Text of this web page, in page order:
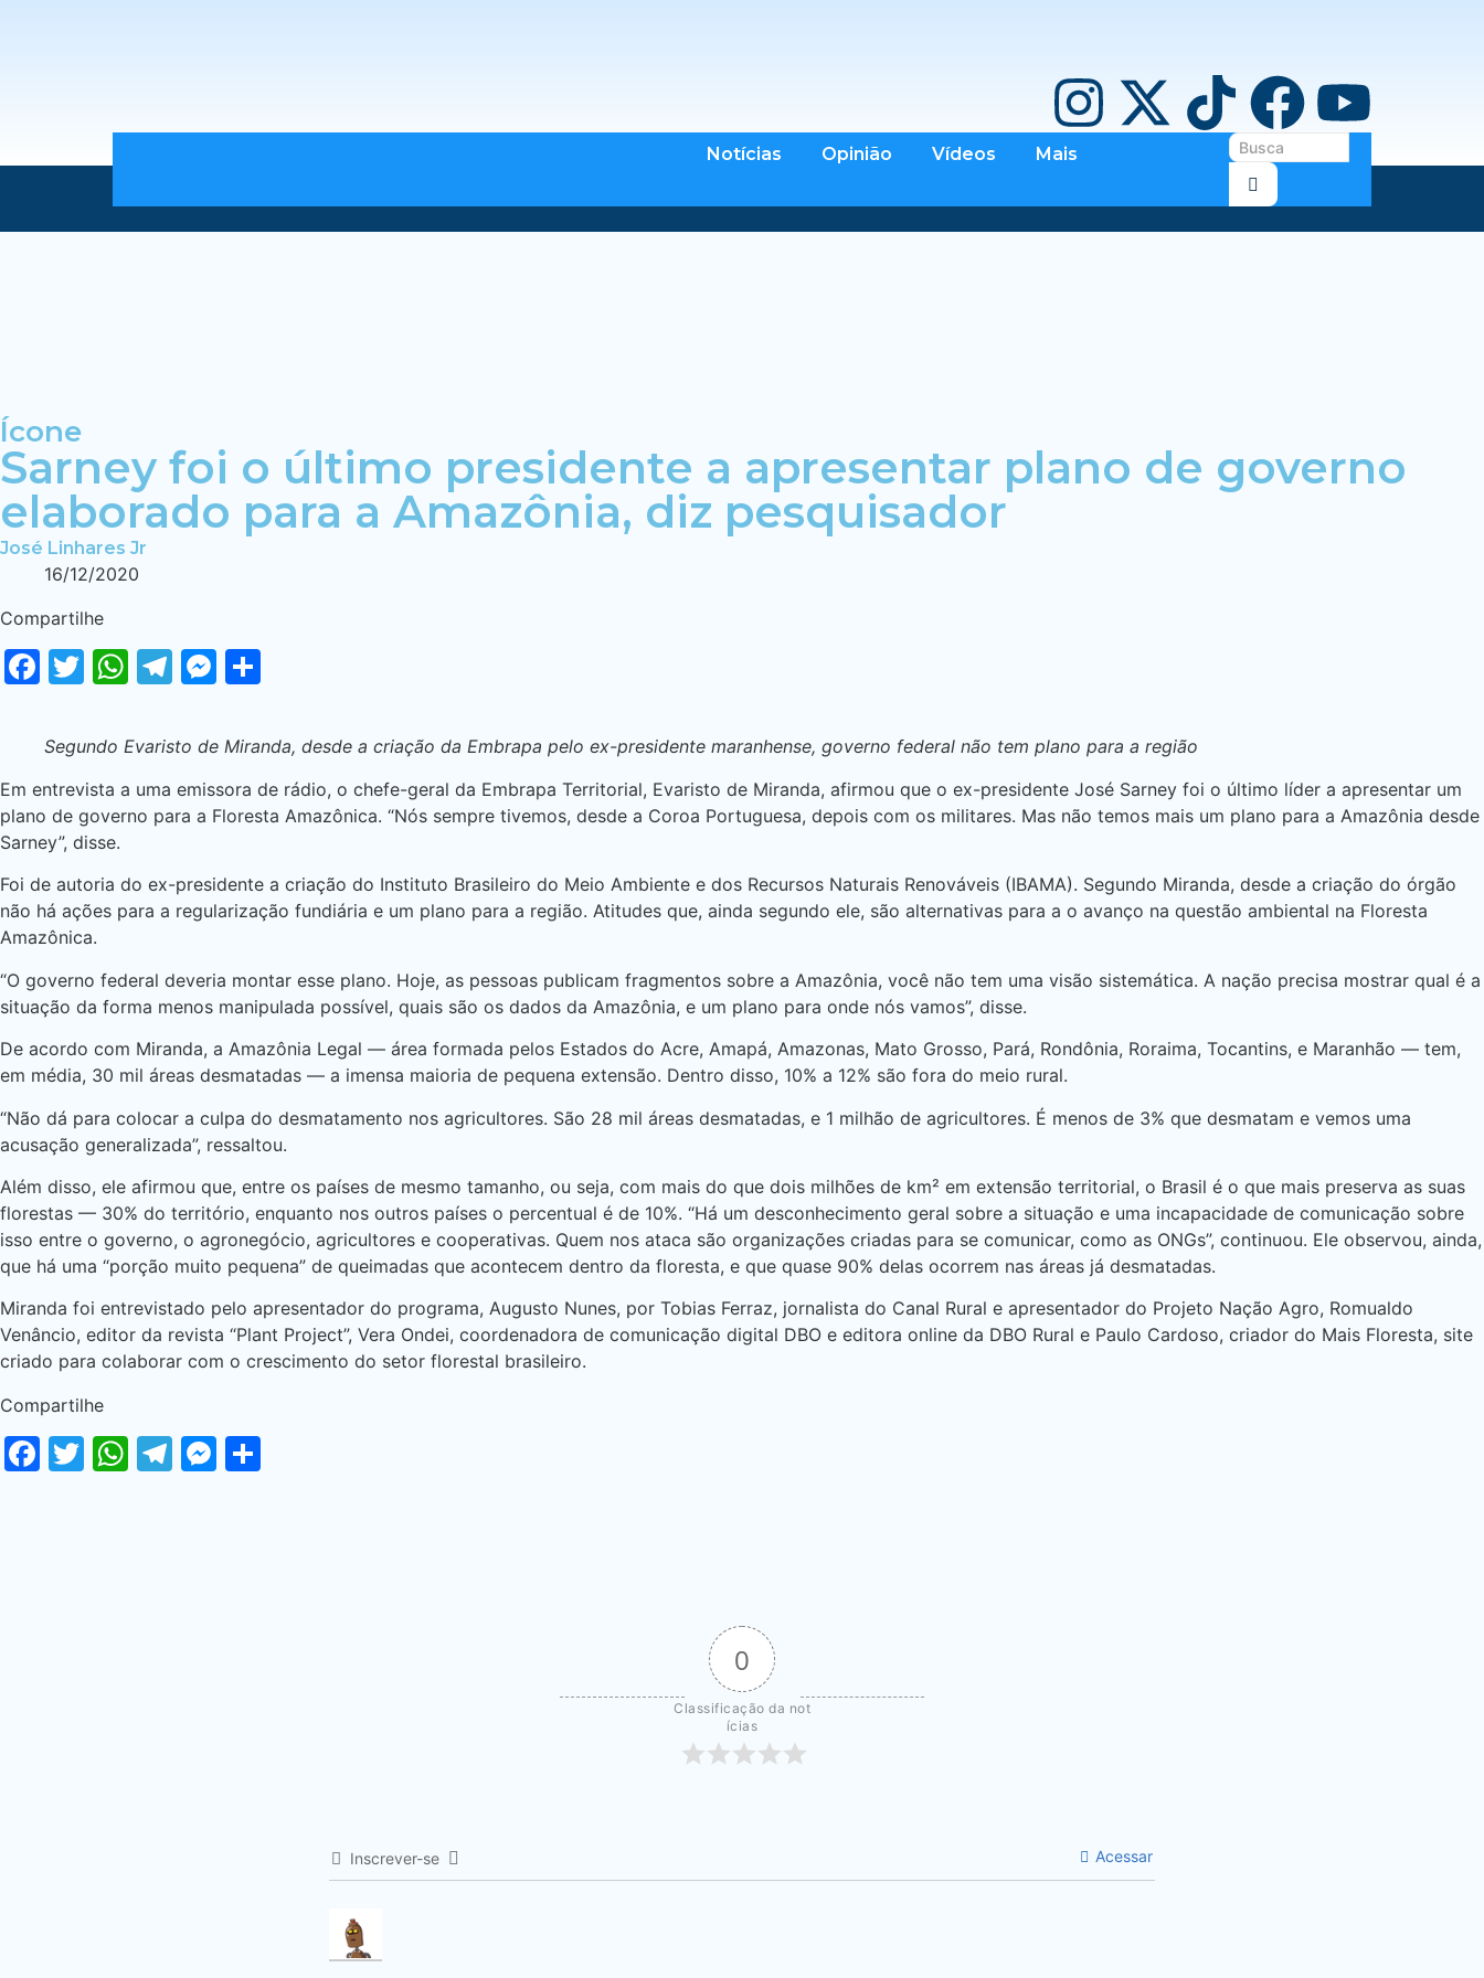
Notícias Opinião Vídeos Mais
Ícone
Sarney foi o último presidente a apresentar plano de governo
elaborado para a Amazônia, diz pesquisador
José Linhares Jr
16/12/2020
Compartilhe
Facebook
Twitter
WhatsApp
Telegram
Messenger
Segundo Evaristo de Miranda, desde a criação da Embrapa pelo ex-presidente maranhense, governo federal não tem plano para a região
Em entrevista a uma emissora de rádio, o chefe-geral da Embrapa Territorial, Evaristo de Miranda, afirmou que o ex-presidente José Sarney foi o último líder a apresentar um
plano de governo para a Floresta Amazônica. “Nós sempre tivemos, desde a Coroa Portuguesa, depois com os militares. Mas não temos mais um plano para a Amazônia desde
Sarney”, disse.
Foi de autoria do ex-presidente a criação do Instituto Brasileiro do Meio Ambiente e dos Recursos Naturais Renováveis (IBAMA). Segundo Miranda, desde a criação do órgão
não há ações para a regularização fundiária e um plano para a região. Atitudes que, ainda segundo ele, são alternativas para a o avanço na questão ambiental na Floresta
Amazônica.
“O governo federal deveria montar esse plano. Hoje, as pessoas publicam fragmentos sobre a Amazônia, você não tem uma visão sistemática. A nação precisa mostrar qual é a
situação da forma menos manipulada possível, quais são os dados da Amazônia, e um plano para onde nós vamos”, disse.
De acordo com Miranda, a Amazônia Legal — área formada pelos Estados do Acre, Amapá, Amazonas, Mato Grosso, Pará, Rondônia, Roraima, Tocantins, e Maranhão — tem,
em média, 30 mil áreas desmatadas — a imensa maioria de pequena extensão. Dentro disso, 10% a 12% são fora do meio rural.
“Não dá para colocar a culpa do desmatamento nos agricultores. São 28 mil áreas desmatadas, e 1 milhão de agricultores. É menos de 3% que desmatam e vemos uma
acusação generalizada”, ressaltou.
Além disso, ele afirmou que, entre os países de mesmo tamanho, ou seja, com mais do que dois milhões de km² em extensão territorial, o Brasil é o que mais preserva as suas
florestas — 30% do território, enquanto nos outros países o percentual é de 10%. “Há um desconhecimento geral sobre a situação e uma incapacidade de comunicação sobre
isso entre o governo, o agronegócio, agricultores e cooperativas. Quem nos ataca são organizações criadas para se comunicar, como as ONGs”, continuou. Ele observou, ainda,
que há uma “porção muito pequena” de queimadas que acontecem dentro da floresta, e que quase 90% delas ocorrem nas áreas já desmatadas.
Miranda foi entrevistado pelo apresentador do programa, Augusto Nunes, por Tobias Ferraz, jornalista do Canal Rural e apresentador do Projeto Nação Agro, Romualdo
Venâncio, editor da revista “Plant Project”, Vera Ondei, coordenadora de comunicação digital DBO e editora online da DBO Rural e Paulo Cardoso, criador do Mais Floresta, site
criado para colaborar com o crescimento do setor florestal brasileiro.
Compartilhe
Facebook
Twitter
WhatsApp
Telegram
Messenger
0
Classificação da not
ícias
Inscrever-se Acessar